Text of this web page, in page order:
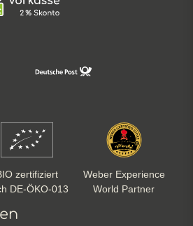
zertifiziert
DE-ÖKO-013
Weber Experience
World Partner